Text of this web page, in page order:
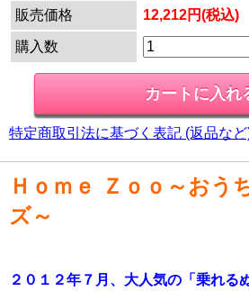
販売価格 12,212円(税込)
購入数
特定商取引法に基づく表記 (返品な
Ｈｏｍｅ Ｚｏｏ～おう
ズ～
２０１２年７月、大人気の「乗れる